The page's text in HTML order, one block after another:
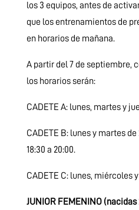
los 3 equipos, antes de
que los entrenamientos de
en horarios de mañana.
A partir del 7 de septiembre,
los horarios serán:
CADETE A: lunes, martes y
CADETE B: lunes y martes de
18:30 a 20:00.
CADETE C: lunes, miércoles
JUNIOR FEMENINO (nacidas